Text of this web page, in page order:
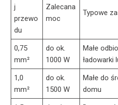
j
przewo
du
Zalecana
moc
Typowe
0,75
mm²
do ok.
1000 W
Małe
ładowarki
1,0
mm²
do ok.
1500 W
Małe do
domu